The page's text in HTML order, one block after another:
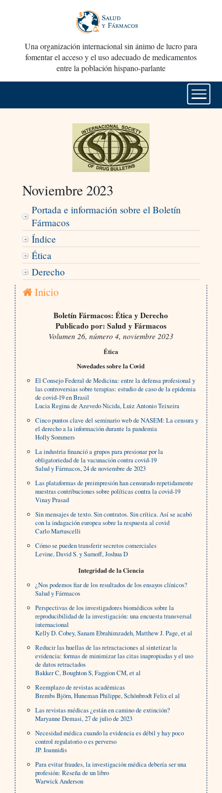
Una organización internacional sin ánimo de lucro para
fomentar el acceso y el uso adecuado de medicamentos
entre la población hispano-parlante
Noviembre 2023
Portada e información sobre el Boletín
Fármacos
Índice
Ética
Derecho
Inicio
Boletín Fármacos: Ética y Derecho
Publicado por: Salud y Fármacos
Volumen 26, número 4, noviembre 2023
Ética
Novedades sobre la Covid
El Consejo Federal de Medicina: entre la defensa profesional y
las controversias sobre terapias: estudio de caso de la epidemia
de covid-19 en Brasil
Lucia Regina de Azevedo Nicida, Luiz Antonio Teixeira
Cinco puntos clave del seminario web de NASEM: La censura y
el derecho a la información durante la pandemia
Holly Sommers
La industria financió a grupos para presionar por la
obligatoriedad de la vacunación contra covid-19
Salud y Fármacos, 24 de noviembre de 2023
Las plataformas de preimpresión han censurado repetidamente
nuestras contribuciones sobre políticas contra la covid-19
Vinay Prasad
Sin mensajes de texto. Sin contratos. Sin crítica. Así se acabó
con la indagación europea sobre la respuesta al covid
Carlo Martuscelli
Cómo se pueden transferir secretos comerciales
Levine, David S. y Sarnoff, Joshua D
Integridad de la Ciencia
¿Nos podemos fiar de los resultados de los ensayos clínicos?
Salud y Fármacos
Perspectivas de los investigadores biomédicos sobre la
reproducibilidad de la investigación: una encuesta transversal
internacional
Kelly D. Cobey, Sanam Ebrahimzadeh, Matthew J. Page, et al
Reducir las huellas de las retractaciones al sintetizar la
evidencia: formas de minimizar las citas inapropiadas y el uso
de datos retractados
Bakker C, Boughton S, Faggion CM, et al
Reemplazo de revistas académicas
Brembs Björn, Huneman Philippe, Schönbrodt Felix el al
Las revistas médicas ¿están en camino de extinción?
Maryanne Demasi, 27 de julio de 2023
Necesidad médica cuando la evidencia es débil y hay poco
control regulatorio o es perverso
JP. Ioannidis
Para evitar fraudes, la investigación médica debería ser una
profesión: Reseña de un libro
Warwick Anderson